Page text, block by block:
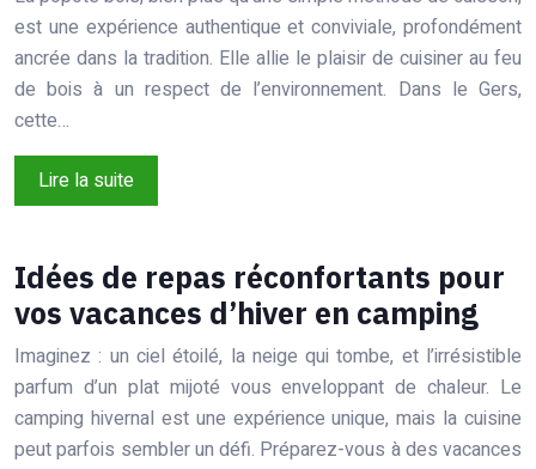
est une expérience authentique et conviviale, profondément
ancrée dans la tradition. Elle allie le plaisir de cuisiner au feu
de bois à un respect de l’environnement. Dans le Gers,
cette…
Lire la suite
Idées de repas réconfortants pour
vos vacances d’hiver en camping
Imaginez : un ciel étoilé, la neige qui tombe, et l’irrésistible
parfum d’un plat mijoté vous enveloppant de chaleur. Le
camping hivernal est une expérience unique, mais la cuisine
peut parfois sembler un défi. Préparez-vous à des vacances